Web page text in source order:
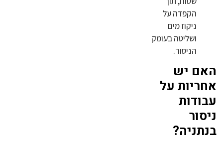
הקפדה על
ניקוז מים
ושליטה בעומק
הניסור.
האם יש
אחריות על
עבודות
ניסור
בנתניה?